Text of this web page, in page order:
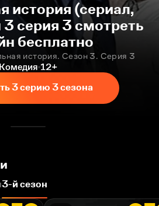
история (сериал,
серия 3 смотреть
бесплатно
история. Сезон 3. Серия 3
Комедия 12+
3 серию 3 сезона
3-й сезон